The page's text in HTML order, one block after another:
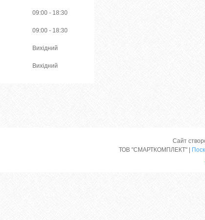
09:00 18:30
09:00 18:30
Вихідний
Вихідний
Сайт
ТОВ "СМАРТКОМПЛЕКТ" |